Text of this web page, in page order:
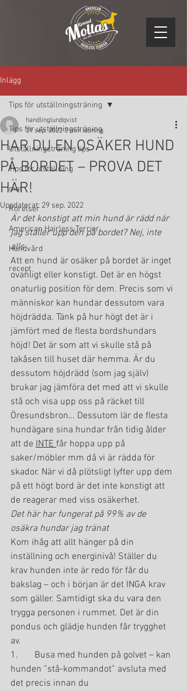
Inlägg
Tips för utställningsträning
Utställningsträning tips
Tips för utställning
mat
Rörelser
American Hairless Terrier
Hundvård
recept
Tips för utställningsträning
HAR DU EN OSÄKER HUND
PÅ BORDET – PROVA DET
HÄR!
handlinglundqvist
29 sep. 2022 3 min läsning
Uppdaterat: 29 sep. 2022
Är det konstigt att min hund är rädd när
jag ställer upp den på bordet? Nej, inte
alls
Att en hund är osäker på bordet är inget
ovanligt eller konstigt. Det är en högst
onaturlig position för dem. Precis som vi
människor kan hundar dessutom vara
höjdrädda. Tänk på hur högt det är i
jämfört med de flesta bordshundars
höjd! Det är som att vi skulle stå på
takåsen till huset där hemma. Är du
dessutom höjdrädd (som jag själv)
brukar jag jämföra det med att vi skulle
stå och visa upp oss på räcket till
Öresundsbron… Dessutom lär de flesta
hundägare sina hundar från tidig ålder
att de INTE får hoppa upp på
saker/möbler mm då vi är rädda för
skador. När vi då plötsligt lyfter upp dem
på ett högt bord är det inte konstigt att
de reagerar med viss osäkerhet.
Det här har fungerat på 99% av de
osäkra hundar jag tränat
Kom ihåg att allt hänger på din
inställning och energinivå! Ställer du
krav hunden inte är redo för får du
bakslag – och i början är det INGA krav
som gäller. Samtidigt ska du vara den
trygga personen i rummet. Det är din
pondus och glädje hunden får trygghet
av.
1.       Busa med hunden på golvet – kan
hunden ”stå-kommandot” avsluta med
det precis innan du